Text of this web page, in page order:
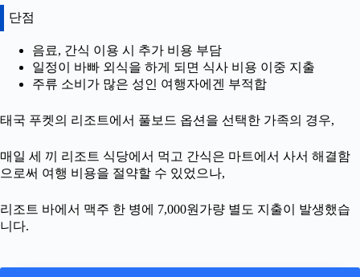
단점
음료, 간식 이용 시 추가 비용 부담
일정이 바빠 외식을 하게 되면 식사 비용 이중 지출
주류 소비가 많은 성인 여행자에겐 부적합
태국 푸켓의 리조트에서 풀보드 옵션을 선택한 가족의 경우,
매일 세 끼 리조트 식당에서 먹고 간식은 마트에서 사서 해결함
으로써 여행 비용을 절약할 수 있었으나,
리조트 바에서 맥주 한 병에 7,000원가량 별도 지출이 발생했습
니다.